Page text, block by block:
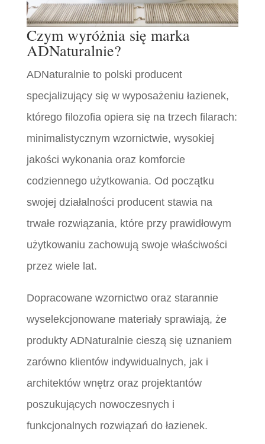
Czym wyróżnia się marka
ADNaturalnie?
ADNaturalnie to polski producent
specjalizujący się w wyposażeniu łazienek,
którego filozofia opiera się na trzech filarach:
minimalistycznym wzornictwie, wysokiej
jakości wykonania oraz komforcie
codziennego użytkowania. Od początku
swojej działalności producent stawia na
trwałe rozwiązania, które przy prawidłowym
użytkowaniu zachowują swoje właściwości
przez wiele lat.
Dopracowane wzornictwo oraz starannie
wyselekcjonowane materiały sprawiają, że
produkty ADNaturalnie cieszą się uznaniem
zarówno klientów indywidualnych, jak i
architektów wnętrz oraz projektantów
poszukujących nowoczesnych i
funkcjonalnych rozwiązań do łazienek.